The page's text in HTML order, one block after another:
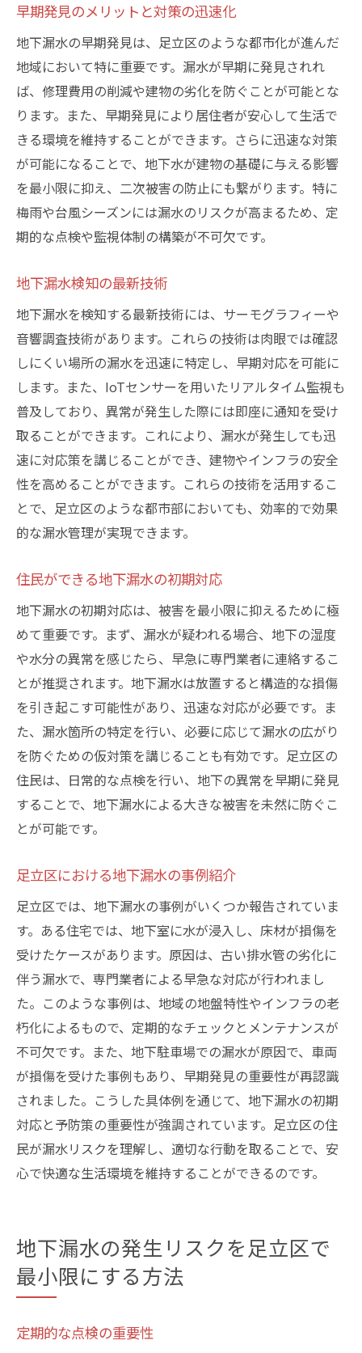
戦略
地盤の特性を活かした漏水対策
足立区の地域特性を考慮した効果的手段
漏水予防に役立つ地域特化型ソリューショ
ン
足立区内での成功事例から学ぶ
地域住民とともに作る防水策
長期的視点で考える漏水防止戦略
信頼できる足立区の専門業者による地下漏水対
専門業者選びで注意すべきポイント
足立区での施工実績がある業者の選び方
業者による見積もりの比較と検討
信頼できる業者の評価基準
地域密着型業者の利点
プロフェッショナルな対応を求める理由
東京都足立区での地下漏水問題を解決するため
のステップ
地下漏水調査の初期段階
足立区における問題分析と対策立案
修理後のフォローアップと定期点検
長期的な維持管理プランの策定
住民が安心できる維持管理のポイント
足立区における地下漏水の早期発見と対応の重
要性
早期発見がもたらす安心感
緊急対応システムの構築
足立区特有の地下漏水事例分析
地域コミュニティと協力した漏水対応
地下漏水が及ぼす周辺環境への影響
早期発見のメリットと対策の迅速化
地下漏水の早期発見は、足立区のような都市化が進んだ
地域において特に重要です。漏水が早期に発見されれ
ば、修理費用の削減や建物の劣化を防ぐことが可能とな
ります。また、早期発見により居住者が安心して生活で
きる環境を維持することができます。さらに迅速な対策
が可能になることで、地下水が建物の基礎に与える影響
を最小限に抑え、二次被害の防止にも繋がります。特に
梅雨や台風シーズンには漏水のリスクが高まるため、定
期的な点検や監視体制の構築が不可欠です。
地下漏水検知の最新技術
地下漏水を検知する最新技術には、サーモグラフィーや
音響調査技術があります。これらの技術は肉眼では確認
しにくい場所の漏水を迅速に特定し、早期対応を可能に
します。また、IoTセンサーを用いたリアルタイム監視も
普及しており、異常が発生した際には即座に通知を受け
取ることができます。これにより、漏水が発生しても迅
速に対応策を講じることができ、建物やインフラの安全
性を高めることができます。これらの技術を活用するこ
とで、足立区のような都市部においても、効率的で効果
的な漏水管理が実現できます。
住民ができる地下漏水の初期対応
地下漏水の初期対応は、被害を最小限に抑えるために極
めて重要です。まず、漏水が疑われる場合、地下の湿度
や水分の異常を感じたら、早急に専門業者に連絡するこ
とが推奨されます。地下漏水は放置すると構造的な損傷
を引き起こす可能性があり、迅速な対応が必要です。ま
た、漏水箇所の特定を行い、必要に応じて漏水の広がり
を防ぐための仮対策を講じることも有効です。足立区の
住民は、日常的な点検を行い、地下の異常を早期に発見
することで、地下漏水による大きな被害を未然に防ぐこ
とが可能です。
足立区における地下漏水の事例紹介
足立区では、地下漏水の事例がいくつか報告されていま
す。ある住宅では、地下室に水が浸入し、床材が損傷を
受けたケースがあります。原因は、古い排水管の劣化に
伴う漏水で、専門業者による早急な対応が行われまし
た。このような事例は、地域の地盤特性やインフラの老
朽化によるもので、定期的なチェックとメンテナンスが
不可欠です。また、地下駐車場での漏水が原因で、車両
が損傷を受けた事例もあり、早期発見の重要性が再認識
されました。こうした具体例を通じて、地下漏水の初期
対応と予防策の重要性が強調されています。足立区の住
民が漏水リスクを理解し、適切な行動を取ることで、安
心で快適な生活環境を維持することができるのです。
地下漏水の発生リスクを足立区で
最小限にする方法
定期的な点検の重要性